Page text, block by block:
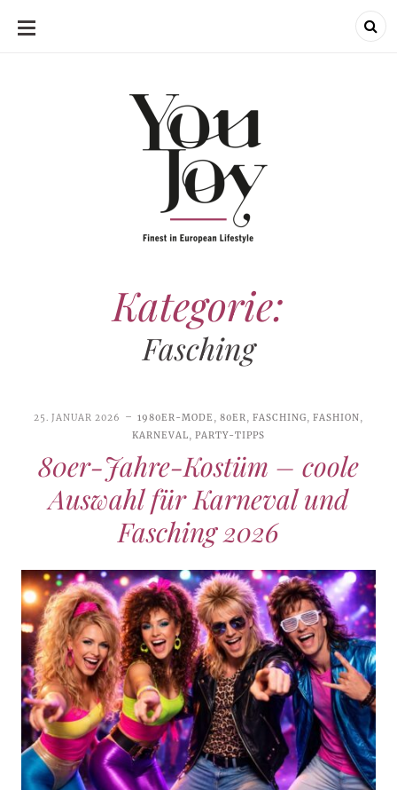
SKIP
Kategorie:
Fasching
25. JANUAR 2026 1980ER-MODE, 80ER,FASCHING,FASHION,
KARNEVAL, PARTY-TIPPS
80er-Jahre-Kostüm – coole
Auswahl für Karneval und
Fasching 2026